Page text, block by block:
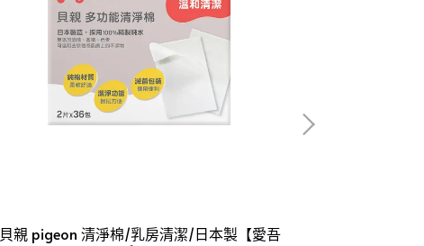
貝親 pigeon 清淨棉/乳房清潔/日本製【愛吾